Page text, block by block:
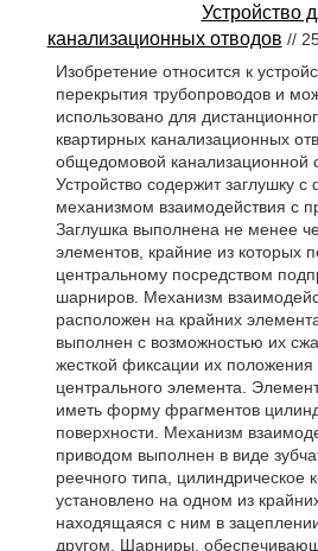
Устройство
канализационных отводов //
Изобретение относится к
перекрытия трубопроводов и
использовано для
квартирных канализационных
общедомовой канализационной
Устройство содержит заглушку
механизмом взаимодействия с
Заглушка выполнена не менее
элементов, крайние из которых
центральному посредством
шарниров. Механизм
расположен на крайних
выполнен с возможностью их
жесткой фиксации их положения
центрального элемента.
иметь форму фрагментов
поверхности. Механизм
приводом выполнен в виде
реечного типа, цилиндрическое
установлено на одном из
находящаяся с ним в
другом. Шарниры,